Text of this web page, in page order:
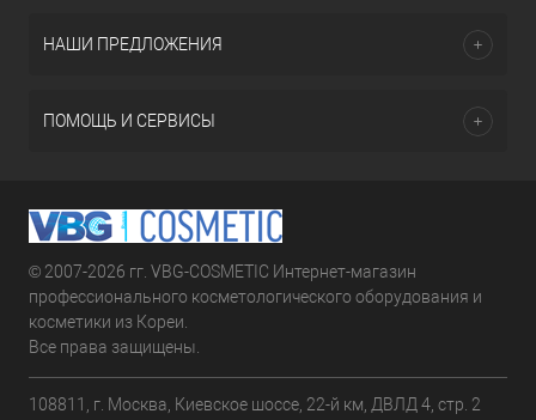
НАШИ ПРЕДЛОЖЕНИЯ
ПОМОЩЬ И СЕРВИСЫ
© 2007-2026 гг. VBG-COSMETIC Интернет-магазин
профессионального косметологического оборудования и
косметики из Кореи.
Все права защищены.
108811, г. Москва, Киевское шоссе, 22-й км, ДВЛД 4, стр. 2